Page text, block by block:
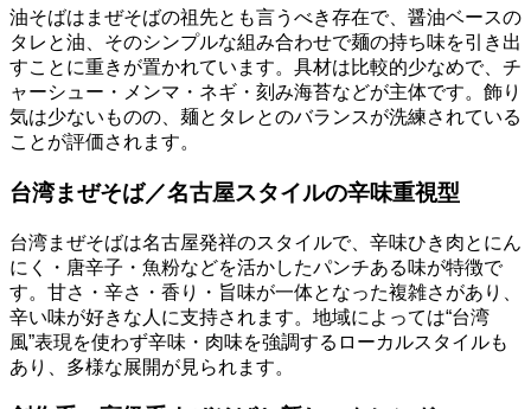
油そばはまぜそばの祖先とも言うべき存在で、醤油ベースの
タレと油、そのシンプルな組み合わせで麺の持ち味を引き出
すことに重きが置かれています。具材は比較的少なめで、チ
ャーシュー・メンマ・ネギ・刻み海苔などが主体です。飾り
気は少ないものの、麺とタレとのバランスが洗練されている
ことが評価されます。
台湾まぜそば／名古屋スタイルの辛味重視型
台湾まぜそばは名古屋発祥のスタイルで、辛味ひき肉とにん
にく・唐辛子・魚粉などを活かしたパンチある味が特徴で
す。甘さ・辛さ・香り・旨味が一体となった複雑さがあり、
辛い味が好きな人に支持されます。地域によっては“台湾
風”表現を使わず辛味・肉味を強調するローカルスタイルも
あり、多様な展開が見られます。